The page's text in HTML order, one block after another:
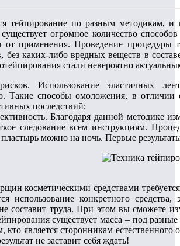
тейпирование по разным методикам,
огромное количество
применения. Проведение процедуры
без каких-либо вредных веществ в
стали невероятно
Использование эластичных
Такие способы омоложения, в
последствий;
Благодаря данной методике
следование всем инструкциям.
можно на ночь. Первые
косметическими средствами
использование конкретного
составит труда. При этом вы сможете
существует масса – под
кто является сторонникам
не заставит себя ждать!